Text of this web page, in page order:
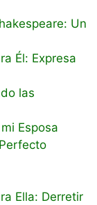
Un
Él: Expresa
las
Esposa
Ella: Derretir